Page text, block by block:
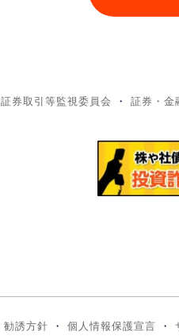
証券取引等監視委員会 証券・金
勧誘方針 個人情報保護宣言